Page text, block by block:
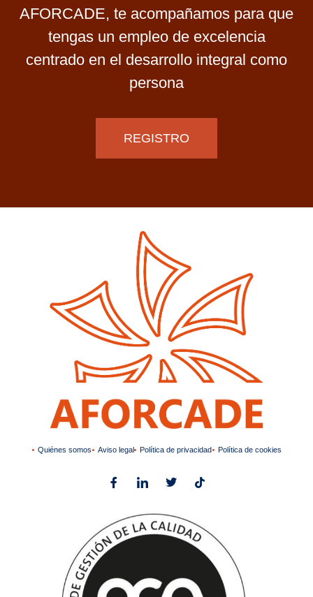
AFORCADE, te acompañamos para que
tengas un empleo de excelencia
centrado en el desarrollo integral como
persona
REGISTRO
Quiénes somos Aviso legal Política de privacidad Política de cookies